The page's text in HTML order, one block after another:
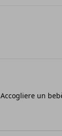
Accogliere un